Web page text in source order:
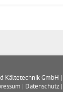
Kältetechnik GmbH |
| Datenschutz |